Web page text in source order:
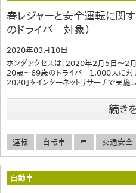
春レジャーと安全運転に関
のドライバー対象）
2020年03月10日
ホンダアクセスは、2020年2月5日～2
20歳～69歳のドライバー1,000人に対
2020」をインターネットリサーチで実施
続き
運転 自転車 車 交通安全
自動車